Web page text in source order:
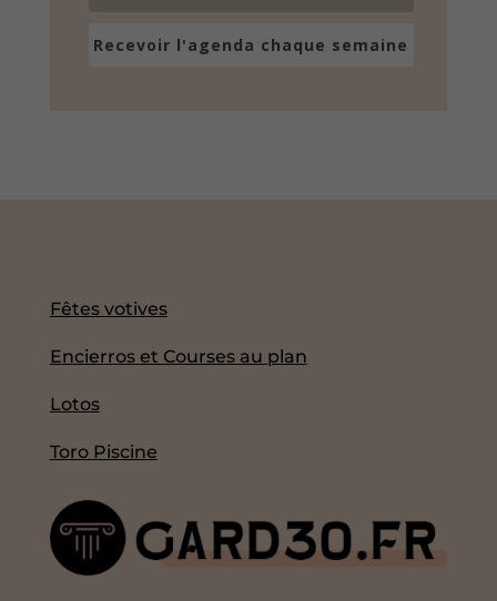
Recevoir l'agenda chaque semaine
Fêtes votives
Encierros et Courses au plan
Lotos
Toro Piscine